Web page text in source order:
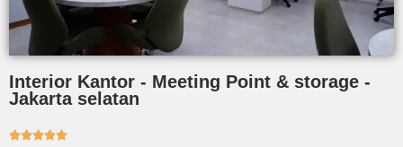
Interior Kantor - Meeting Point & storage -
Jakarta selatan
